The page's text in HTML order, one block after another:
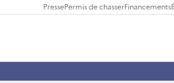
PressePermis de chasserFinancements